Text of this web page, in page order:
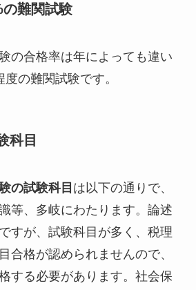
難関試験
の合格率は年によっても違い
の難関試験です。
科目
の試験科目 は以下の通りで、
等、多岐にわたります。論述
すが、試験科目が多く、税理
合格が認められませんので、
する必要があります。社会保